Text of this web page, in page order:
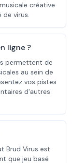
créative
virus.
ligne ?
permettent de
au sein de
vos pistes
d'autres
Brud Virus est
que jeu basé